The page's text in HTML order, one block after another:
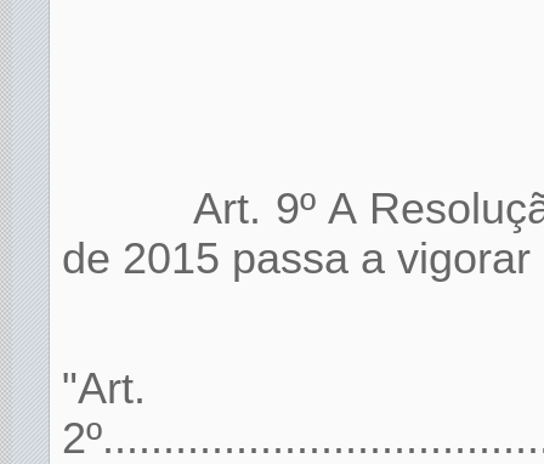
Art. 9º A
de 2015 passa a
"Art.